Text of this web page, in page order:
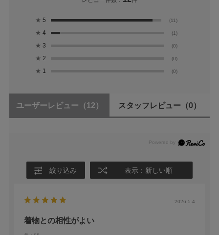
★ 5 (11)
★ 4 (1)
★ 3 (0)
★ 2 (0)
★ 1 (0)
ユーザーレビュー （12） スタッフレビュー （0）
絞り込み 表示：新しい順
2026.5.4
着物との相性がよい